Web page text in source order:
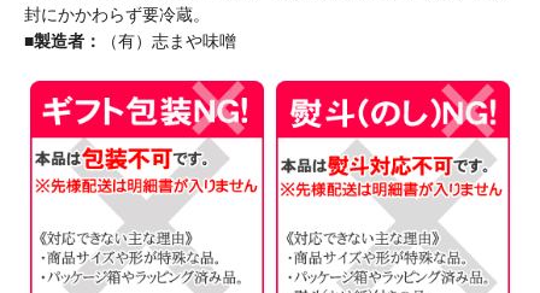
封にかかわらず要冷蔵。
■製造者：
（有）志まや味噌